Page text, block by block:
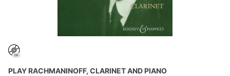
PLAY RACHMANINOFF, CLARINET AND PIANO